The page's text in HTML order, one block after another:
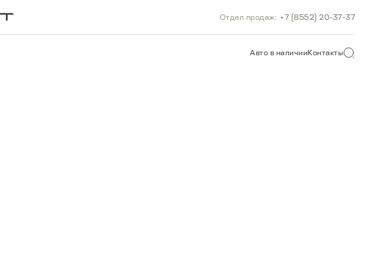
Авто в наличииКонтакты
Отдел продаж: +7 (8552) 20-37-37